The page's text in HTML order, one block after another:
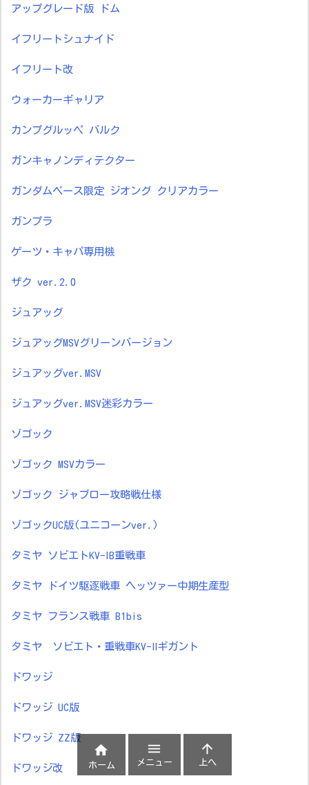
アップグレード版 ドム
イフリートシュナイド
イフリート改
ウォーカーギャリア
カンプグルッペ バルク
ガンキャノンディテクター
ガンダムベース限定 ジオング クリアカラー
ガンプラ
ゲーツ・キャパ専用機
ザク ver.2.0
ジュアッグ
ジュアッグMSVグリーンバージョン
ジュアッグver.MSV
ジュアッグver.MSV迷彩カラー
ゾゴック
ゾゴック MSVカラー
ゾゴック ジャブロー攻略戦仕様
ゾゴックUC版(ユニコーンver.)
タミヤ ソビエトKV-ⅠB重戦車
タミヤ ドイツ駆逐戦車 ヘッツァー中期生産型
タミヤ フランス戦車 B1bis
タミヤ ソビエト・重戦車KV-Ⅱギガント
ドワッジ
ドワッジ UC版
ドワッジ ZZ版
ドワッジ改

ホーム

メニュー

上へ